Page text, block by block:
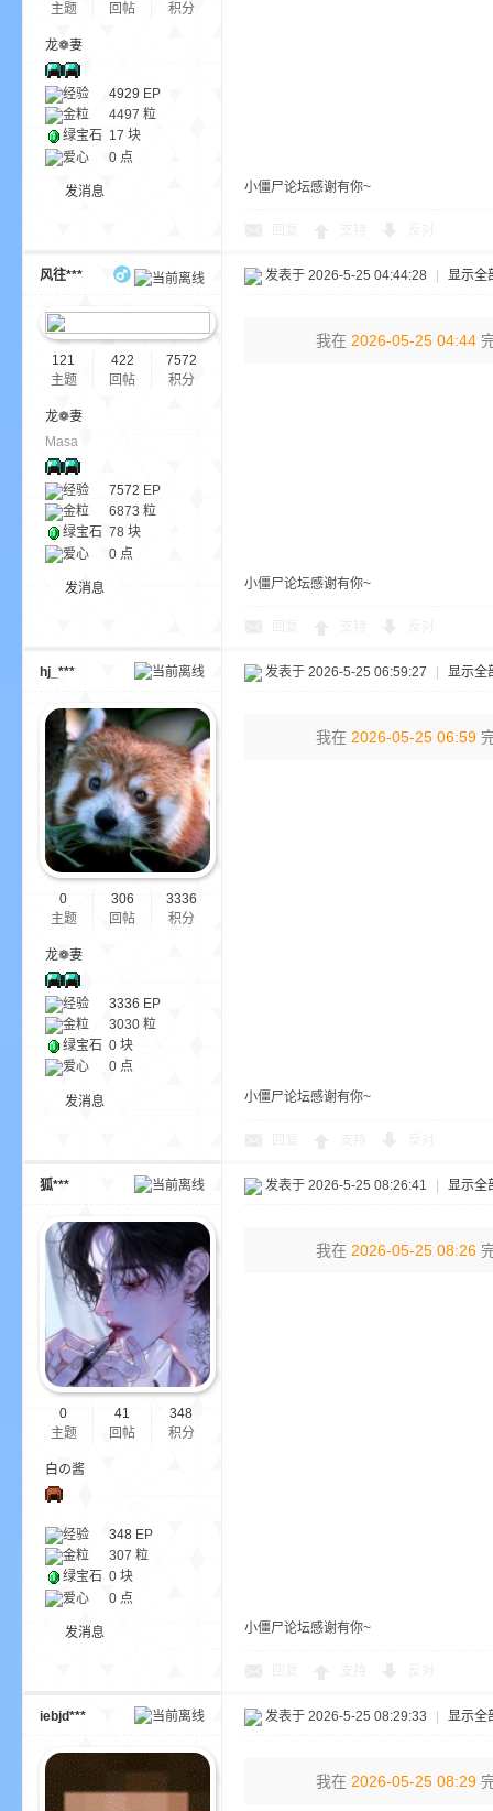
主题
回帖
积分
龙❁妻
经验 4929 EP
金粒
4497 粒
绿宝石 17 块
爱心
0 点
发消息 小僵尸论坛感谢有你~
风往***
121
主题
422
回帖
7572
积分
龙❁妻
Masa
经验 7572 EP
金粒
6873 粒
绿宝石 78 块
爱心
0 点
发消息
发表于 2026-5-25 04:44:28 显示全
我在 2026-05-25 04:44
小僵尸论坛感谢有你~
hj_***
0
主题
306
回帖
3336
积分
龙❁妻
经验 3336 EP
金粒
3030 粒
绿宝石 0 块
爱心
0 点
发消息
发表于 2026-5-25 06:59:27 显示全
我在 2026-05-25 06:59
小僵尸论坛感谢有你~
狐***
0
主题
41
回帖
348
积分
白の酱
经验 348 EP
金粒
307 粒
绿宝石 0 块
爱心
0 点
发消息
发表于 2026-5-25 08:26:41 显示全
我在 2026-05-25 08:26
小僵尸论坛感谢有你~
iebjd*** 发表于 2026-5-25 08:29:33 显示全
我在 2026-05-25 08:29